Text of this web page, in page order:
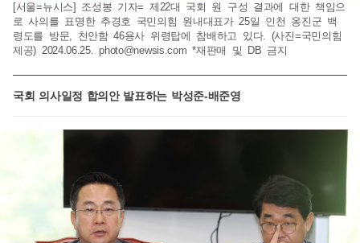
[서울=뉴시스] 조성봉 기자= 제22대 국회 원 구성 결과에 대한 책임으
로 사의를 표명한 추경호 국민의힘 원내대표가 25일 인천 옹진군 백
령도를 방문, 천안함 46용사 위령탑에 참배하고 있다. (사진=국민의힘
제공) 2024.06.25.photo@newsis.com *재판매 및 DB 금지
국회 의사일정 합의안 발표하는 박성준-배준영